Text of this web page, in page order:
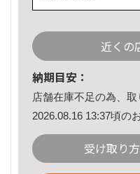
近くの
納期目安：
店舗在庫不足の為、取
2026.08.16 13:37頃の
受け取り